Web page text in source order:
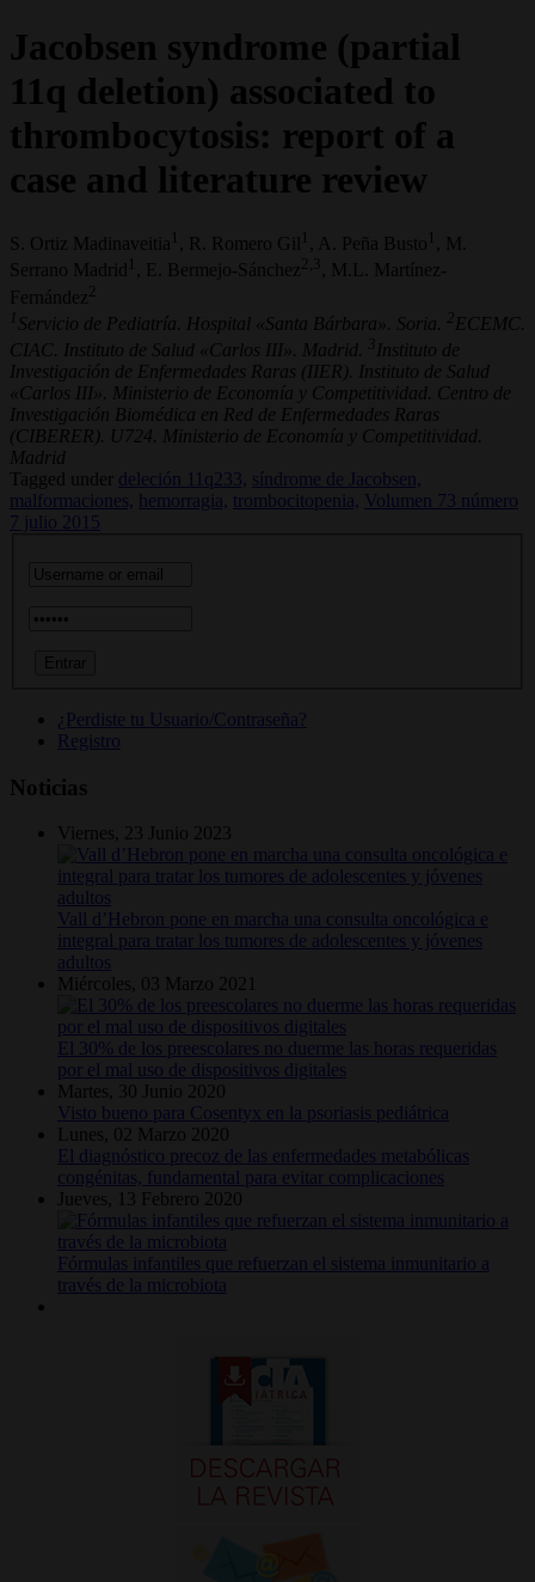
Jacobsen syndrome (partial
11q deletion) associated to
thrombocytosis: report of a
case and literature review
S. Ortiz Madinaveitia 1 , R. Romero Gil 1 , A. Peña Busto 1
, M.
Serrano Madrid 1 , E. Bermejo-Sánchez 2,3
, M.L. Martínez-
Fernández
1 Servicio de Pediatría. Hospital «Santa Bárbara». Soria. 2 ECEMC.
CIAC. Instituto de Salud «Carlos III». Madrid.
3 Instituto de
Investigación de Enfermedades Raras (IIER). Instituto de Salud
«Carlos III». Ministerio de Economía y Competitividad. Centro de
Investigación Biomédica en Red de Enfermedades Raras
(CIBERER). U724. Ministerio de Economía y Competitividad.
Madrid
Tagged under
deleción 11q233, síndrome de Jacobsen,
malformaciones,
hemorragia, trombocitopenia,
Volumen 73 número
7 julio 2015
¿Perdiste tu Usuario/Contraseña?
Registro
Noticias
Viernes, 23 Junio 2023
Vall d’Hebron pone en marcha una consulta oncológica e
integral para tratar los tumores de adolescentes y jóvenes
adultos
Miércoles, 03 Marzo 2021
El 30% de los preescolares no duerme las horas requeridas
por el mal uso de dispositivos digitales
Martes, 30 Junio 2020
Visto bueno para Cosentyx en la psoriasis pediátrica
Lunes, 02 Marzo 2020
El diagnóstico precoz de las enfermedades metabólicas
congénitas, fundamental para evitar complicaciones
Jueves, 13 Febrero 2020
Fórmulas infantiles que refuerzan el sistema inmunitario a
través de la microbiota